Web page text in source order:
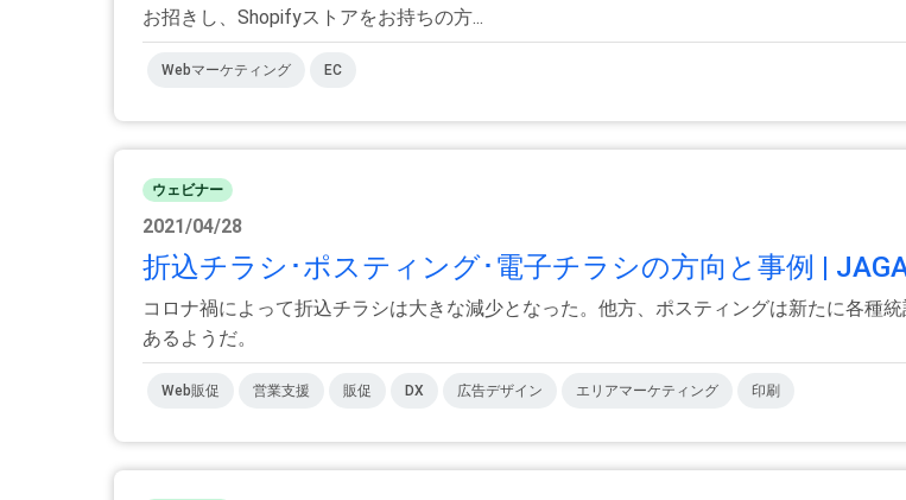
お招きし、Shopifyストアをお持ちの方...
Webマーケティング EC
ウェビナー
2021/04/28
折込チラシ･ポスティング･電子チラシの方向と事例 |
コロナ禍によって折込チラシは大きな減少となった。他方、ポスティングは新たに各種
あるようだ。
Web販促 営業支援 販促 DX 広告デザイン エリアマーケティング 印刷